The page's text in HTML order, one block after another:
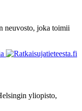
neuvosto, joka toimii
yliopisto,